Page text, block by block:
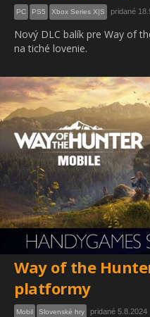
PC PS5 Xbox Series X|S pridané
Nový DLC balík pre Way of
na tiché lovenie.
Way of the
platformy
Mobil Slovenské hry pridané 5.8.2024